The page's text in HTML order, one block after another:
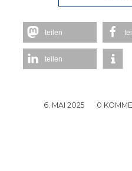
teilen
teilen
6. MAI 2025
/ 0 /